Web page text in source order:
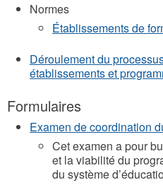
Normes
Établissements de
Déroulement du
établissements et
Formulaires
Examen de coordination
Cet examen a pour
et la viabilité du
du système